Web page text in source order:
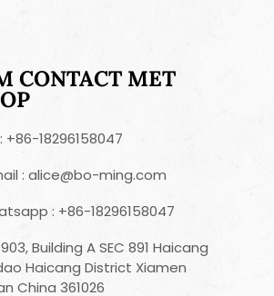
CONTACT MET
+86-18296158047
: alice@bo-ming.com
: +86-18296158047
Building A SEC 891 Haicang
Haicang District Xiamen
China 361026